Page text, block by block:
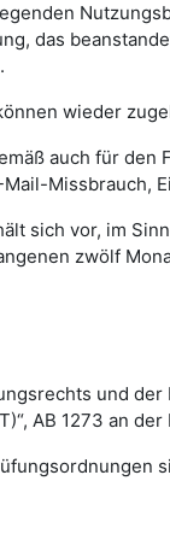
das
wieder
auch für
Missbrauch,
sich vor, im
zwölf
und
AB 1273 an